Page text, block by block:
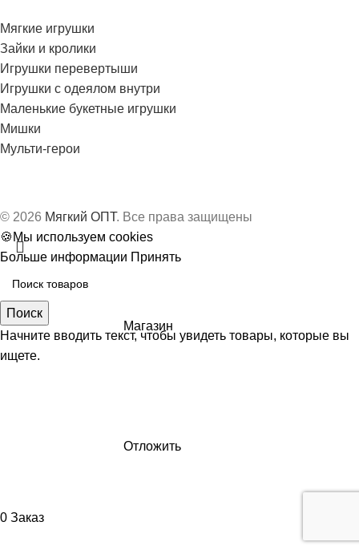
Мягкие игрушки
Зайки и кролики
Игрушки перевертыши
Игрушки с одеялом внутри
Маленькие букетные игрушки
Мишки
Мульти-герои
© 2026 Мягкий ОПТ. Все права защищены
Поиск
Начните вводить текст, чтобы увидеть товары, которые вы
ищете.
🍪Мы используем cookies
Больше информации Принять
Магазин
Отложить
0 Заказ